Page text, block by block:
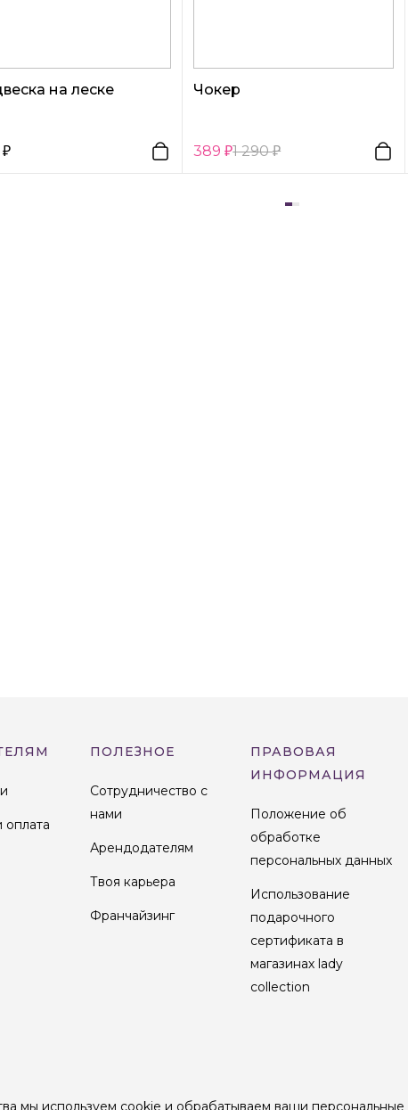
на леске Чокер
389 1 290
оплата
ПОЛЕЗНОЕ
Сотрудничество с
нами
Арендодателям
Твоя карьера
Франчайзинг
ПРАВОВАЯ
ИНФОРМАЦИЯ
Положение об
обработке
персональных данных
Использование
подарочного
сертификата в
магазинах lady
collection
мы используем cookie и обрабатываем ваши